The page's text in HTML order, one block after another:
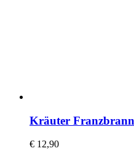
Kräuter
€ 12,90